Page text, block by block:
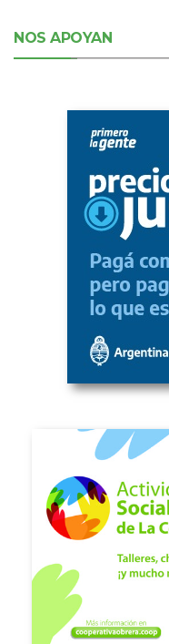
NOS APOYAN